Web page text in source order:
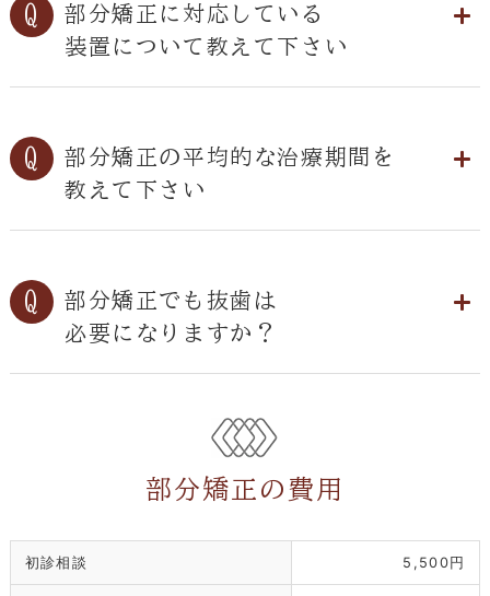
部分矯正に対応している
装置について教えて下さい
部分矯正の平均的な治療期間を
教えて下さい
部分矯正でも抜歯は
必要になりますか？
部分矯正の費用
初診相談 5,500円